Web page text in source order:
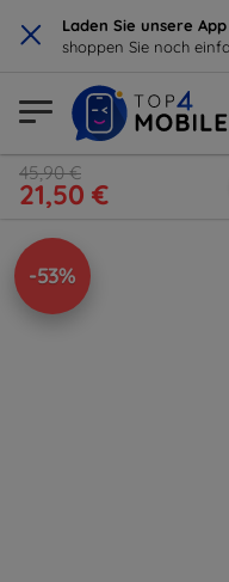
× Laden Sie unsere
shoppen Sie noch
45,90 €
21,50 €
-53%